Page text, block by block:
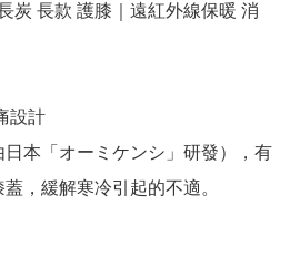
炭 長款 護膝｜遠紅外線保暖 消
設計
本「オーミケンシ」研發），有
，緩解寒冷引起的不適。